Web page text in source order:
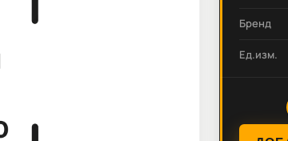
Бренд
Ед.изм.